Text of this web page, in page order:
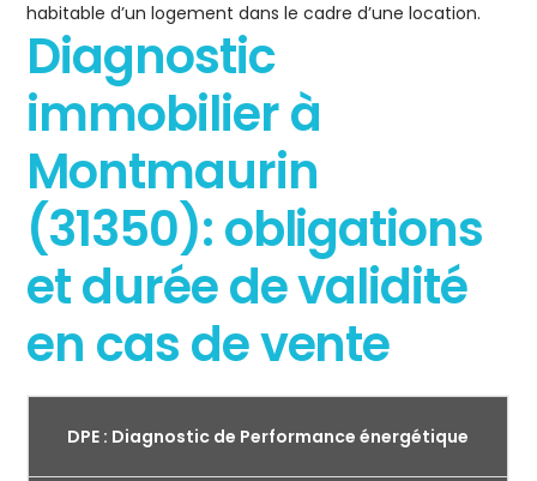
habitable d’un logement dans le cadre d’une location.
Diagnostic
immobilier à
Montmaurin
(31350): obligations
et durée de validité
en cas de vente
DPE : Diagnostic de Performance énergétique